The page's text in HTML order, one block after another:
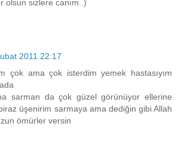
olsun sizlere canım..)
2011 22:17
çok ama çok isterdim yemek hastasıyım
sarman da çok güzel görünüyor ellerine
üşenirim sarmaya ama dediğin gibi Allah
ömürler versin